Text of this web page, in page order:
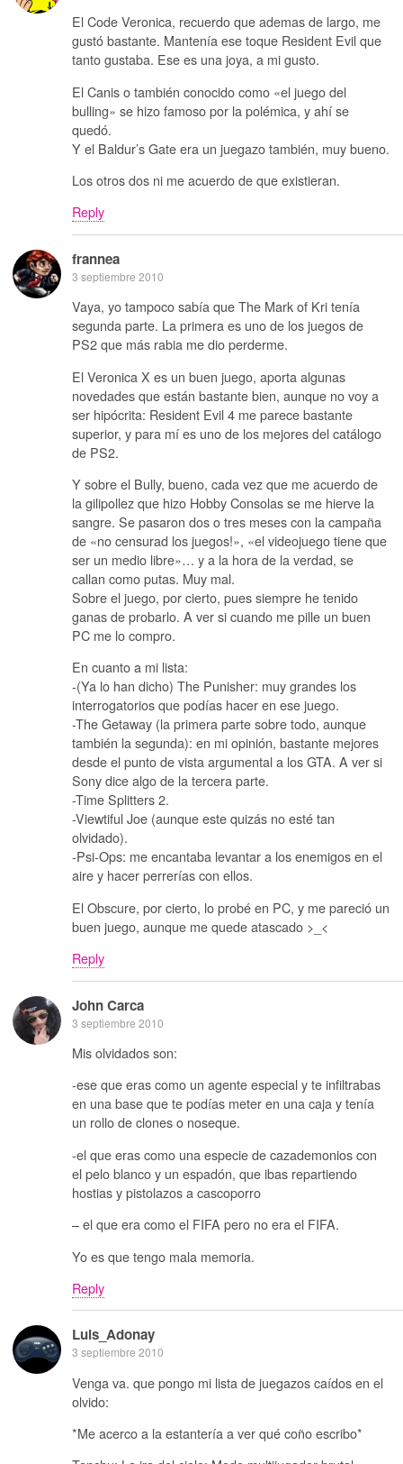
El Code Veronica, recuerdo que ademas de largo, me
gustó bastante. Mantenía ese toque Resident Evil que
tanto gustaba. Ese es una joya, a mi gusto.
El Canis o también conocido como «el juego del
bulling» se hizo famoso por la polémica, y ahí se
quedó.
Y el Baldur’s Gate era un juegazo también, muy bueno.
Los otros dos ni me acuerdo de que existieran.
Reply
frannea
3 septiembre 2010
Vaya, yo tampoco sabía que The Mark of Kri tenía
segunda parte. La primera es uno de los juegos de
PS2 que más rabia me dio perderme.
El Veronica X es un buen juego, aporta algunas
novedades que están bastante bien, aunque no voy a
ser hipócrita: Resident Evil 4 me parece bastante
superior, y para mí es uno de los mejores del catálogo
de PS2.
Y sobre el Bully, bueno, cada vez que me acuerdo de
la gilipollez que hizo Hobby Consolas se me hierve la
sangre. Se pasaron dos o tres meses con la campaña
de «no censurad los juegos!», «el videojuego tiene que
ser un medio libre»… y a la hora de la verdad, se
callan como putas. Muy mal.
Sobre el juego, por cierto, pues siempre he tenido
ganas de probarlo. A ver si cuando me pille un buen
PC me lo compro.
En cuanto a mi lista:
-(Ya lo han dicho) The Punisher: muy grandes los
interrogatorios que podías hacer en ese juego.
-The Getaway (la primera parte sobre todo, aunque
también la segunda): en mi opinión, bastante mejores
desde el punto de vista argumental a los GTA. A ver si
Sony dice algo de la tercera parte.
-Time Splitters 2.
-Viewtiful Joe (aunque este quizás no esté tan
olvidado).
-Psi-Ops: me encantaba levantar a los enemigos en el
aire y hacer perrerías con ellos.
El Obscure, por cierto, lo probé en PC, y me pareció un
buen juego, aunque me quede atascado >_<
Reply
John Carca
3 septiembre 2010
Mis olvidados son:
-ese que eras como un agente especial y te infiltrabas
en una base que te podías meter en una caja y tenía
un rollo de clones o noseque.
-el que eras como una especie de cazademonios con
el pelo blanco y un espadón, que ibas repartiendo
hostias y pistolazos a cascoporro
– el que era como el FIFA pero no era el FIFA.
Yo es que tengo mala memoria.
Reply
Luis_Adonay
3 septiembre 2010
Venga va. que pongo mi lista de juegazos caídos en el
olvido:
*Me acerco a la estantería a ver qué coño escribo*